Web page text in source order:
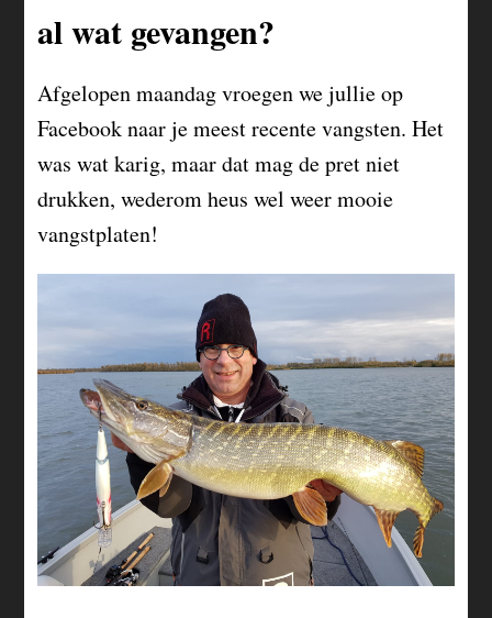
al wat gevangen?
Afgelopen maandag vroegen we jullie op
Facebook naar je meest recente vangsten. Het
was wat karig, maar dat mag de pret niet
drukken, wederom heus wel weer mooie
vangstplaten!